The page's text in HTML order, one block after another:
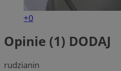
+0
Opinie (1) DODAJ
rudzianin